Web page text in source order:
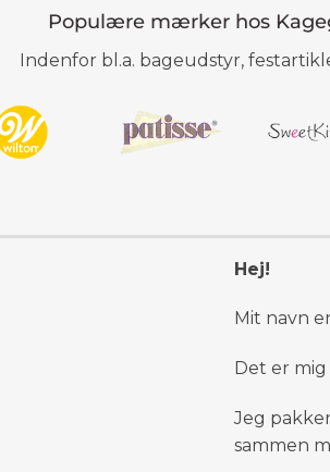
Populære mærker hos
Indenfor bl.a. bageudstyr,
Hej!
Mit navn
Det er
Jeg
sammen